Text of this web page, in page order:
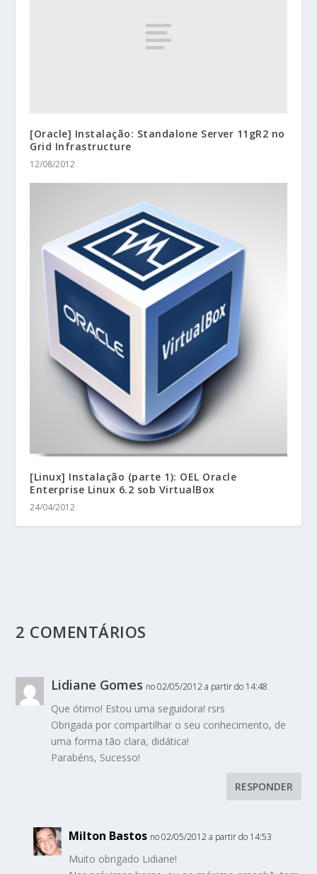
[Oracle] Instalação: Standalone Server 11gR2 no
Grid Infrastructure
12/08/2012
[Linux] Instalação (parte 1): OEL Oracle
Enterprise Linux 6.2 sob VirtualBox
24/04/2012
2 COMENTÁRIOS
Lidiane Gomes no 02/05/2012 a partir do 14:48
Que ótimo! Estou uma seguidora! rsrs
Obrigada por compartilhar o seu conhecimento, de
uma forma tão clara, didática!
Parabéns, Sucesso!
RESPONDER
Milton Bastos no 02/05/2012 a partir do 14:53
Muito obrigado Lidiane!